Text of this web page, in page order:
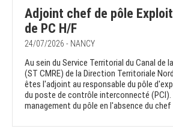
Adjoint chef de pôle
de PC H/F
24/07/2026 - NANCY
Au sein du Service Territorial du Canal de
(ST CMRE) de la Direction Territoriale
êtes l'adjoint au responsable du pôle
du poste de contrôle interconnecté (PCI).
management du pôle en l'absence du chef